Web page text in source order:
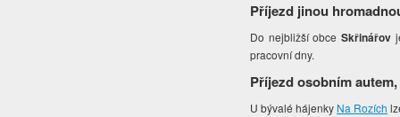
Příjezd jinou
Do nejbližší obceSkřinářov
pracovní dny.
Příjezd osobním
U bývalé hájenky Na Rozích